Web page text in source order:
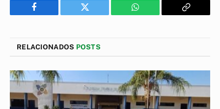
Facebook Twitter WhatsApp
Copiar
RELACIONADOS POSTS